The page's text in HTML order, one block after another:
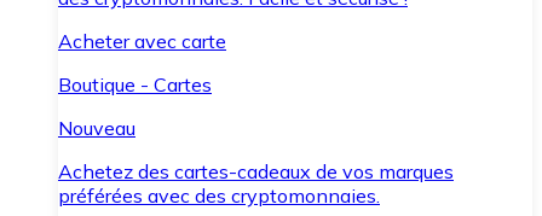
Acheter avec carte
Boutique - Cartes
Nouveau
Achetez des cartes-cadeaux de vos marques
préférées avec des cryptomonnaies.